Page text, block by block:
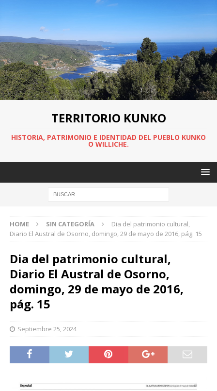
TERRITORIO KUNKO
HISTORIA, PATRIMONIO E IDENTIDAD DEL PUEBLO KUNKO
O WILLICHE.
HOME SIN CATEGORÍA
Dia del patrimonio cultural,
Diario El Austral de Osorno, domingo, 29 de mayo de 2016, pág. 15
Dia del patrimonio cultural,
Diario El Austral de Osorno,
domingo, 29 de mayo de 2016,
pág. 15
Septiembre 25, 2024